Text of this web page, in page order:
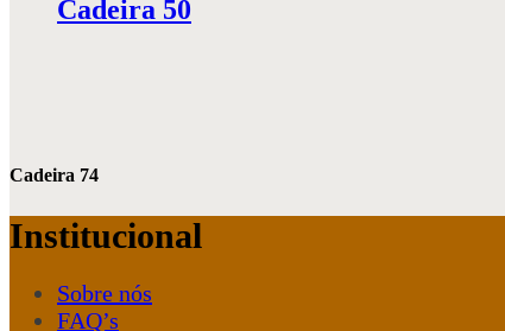
Cadeira 50
Cadeira 74
Institucional
Sobre nós
FAQ’s